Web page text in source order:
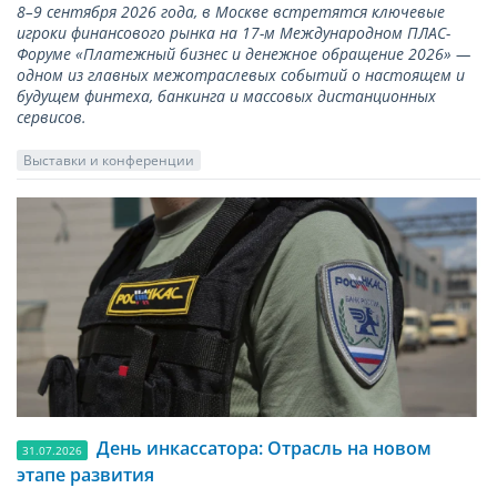
8–9 сентября 2026 года, в Москве встретятся ключевые
игроки финансового рынка на 17-м Международном ПЛАС-
Форуме «Платежный бизнес и денежное обращение 2026» —
одном из главных межотраслевых событий о настоящем и
будущем финтеха, банкинга и массовых дистанционных
сервисов.
Выставки и конференции
31.07.2026
День инкассатора: Отрасль на новом
этапе развития